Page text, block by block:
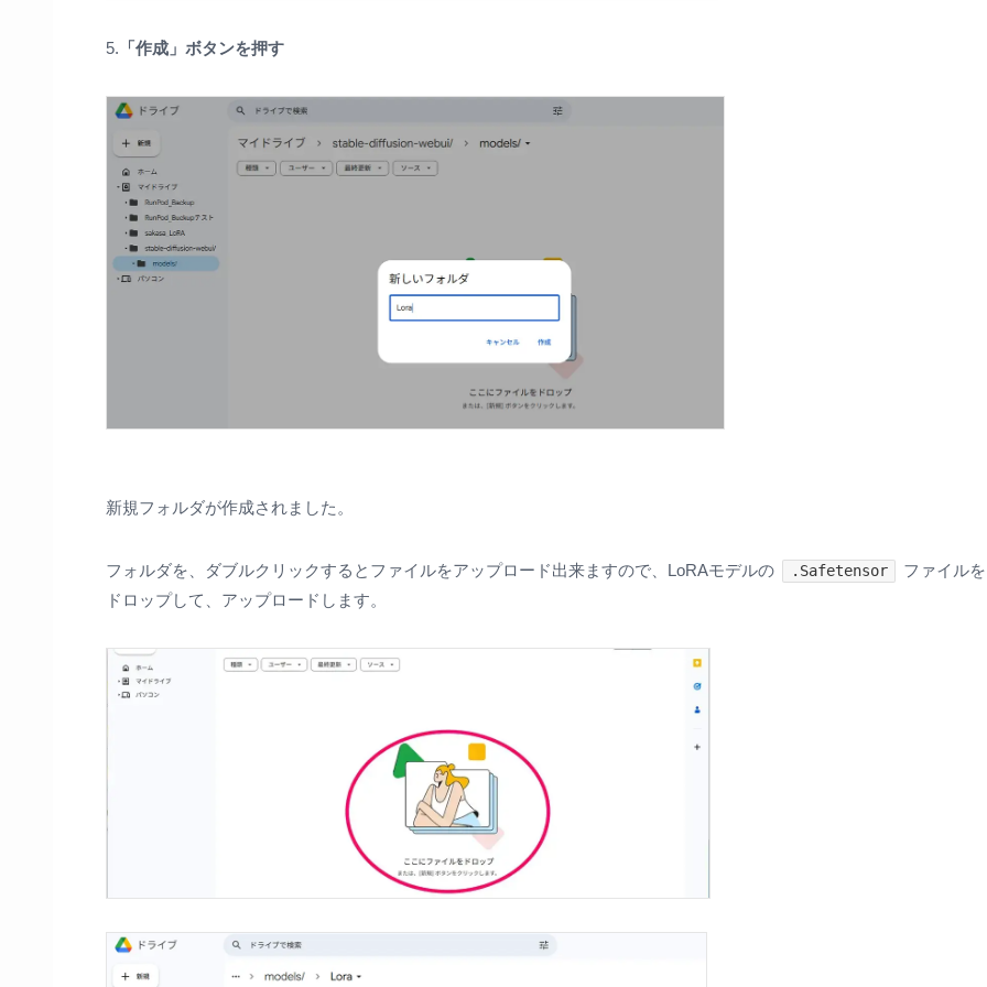
5. 「作成」ボタンを押す
新規フォルダが作成されました。
フォルダを、ダブルクリックするとファイルをアップロード出来ますので、LoRAモデルの .Safetensor
ファイルを
ドロップして、アップロードします。